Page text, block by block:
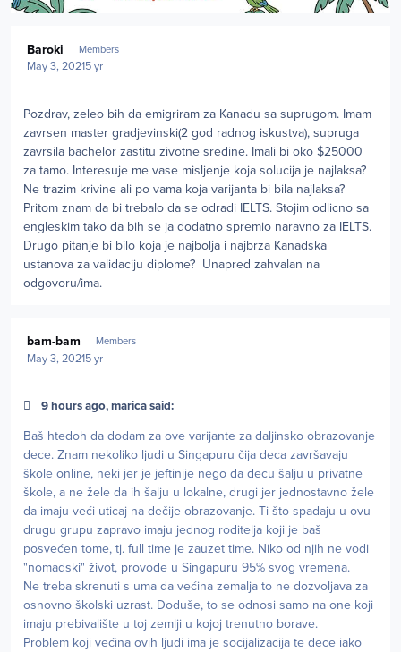
Baroki Members
May 3, 20215 yr
Pozdrav, zeleo bih da emigriram za Kanadu sa suprugom. Imam
zavrsen master gradjevinski(2 god radnog iskustva), supruga
zavrsila bachelor zastitu zivotne sredine. Imali bi oko $25000
za tamo. Interesuje me vase misljenje koja solucija je najlaksa?
Ne trazim krivine ali po vama koja varijanta bi bila najlaksa?
Pritom znam da bi trebalo da se odradi IELTS. Stojim odlicno sa
engleskim tako da bih se ja dodatno spremio naravno za IELTS.
Drugo pitanje bi bilo koja je najbolja i najbrza Kanadska
ustanova za validaciju diplome? Unapred zahvalan na
odgovoru/ima.
bam-bam Members
May 3, 20215 yr
9 hours ago, marica said:
Baš htedoh da dodam za ove varijante za daljinsko obrazovanje
dece. Znam nekoliko ljudi u Singapuru čija deca završavaju
škole online, neki jer je jeftinije nego da decu šalju u privatne
škole, a ne žele da ih šalju u lokalne, drugi jer jednostavno žele
da imaju veći uticaj na dečije obrazovanje. Ti što spadaju u ovu
drugu grupu zapravo imaju jednog roditelja koji je baš
posvećen tome, tj. full time je zauzet time. Niko od njih ne vodi
"nomadski" život, provode u Singapuru 95% svog vremena.
Ne treba skrenuti s uma da većina zemalja to ne dozvoljava za
osnovno školski uzrast. Doduše, to se odnosi samo na one koji
imaju prebivalište u toj zemlji u kojoj trenutno borave.
Problem koji većina ovih ljudi ima je socijalizacija te dece iako